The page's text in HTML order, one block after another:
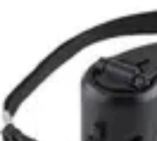
ÉnergieAstuces
Astuces Pour Économiser